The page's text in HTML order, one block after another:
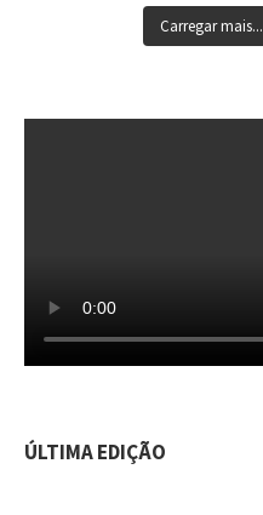
Carregar mais...
ÚLTIMA EDIÇÃO